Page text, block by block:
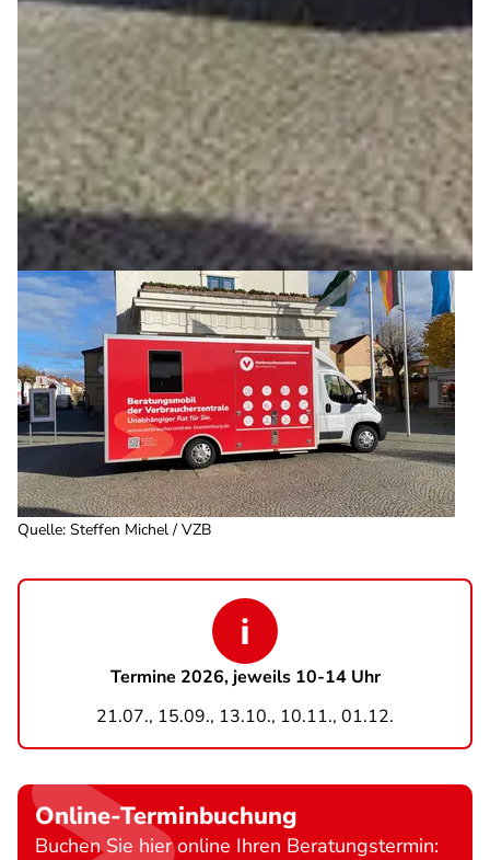
Quelle: Steffen Michel / VZB
Termine 2026, jeweils 10-14 Uhr
21.07., 15.09., 13.10., 10.11., 01.12.
Online-Terminbuchung
Buchen Sie hier online Ihren Beratungstermin: